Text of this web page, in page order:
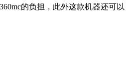
的负担，此外这款机器还可以